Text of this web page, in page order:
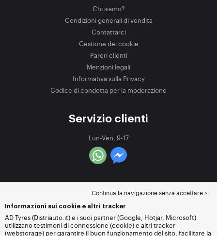
Chi siamo?
Condizioni generali di vendita
Contattarci
Gestione dei cookie
Pareri clienti
Menzioni legali
Informativa sulla Privacy
Codice di condotta per la moderazione
Servizio clienti
Lun-Ven, 9-17
Continua la navigazione senza accettare >
Informazioni sui cookie e altri tracker
AD Tyres (Distriauto.it) e i suoi partner (Google, Hotjar, Microsoft)
utilizzano testimoni di connessione (cookie) e altri tracker
(webstorage) per garantire il buon funzionamento del sito, facilitare la